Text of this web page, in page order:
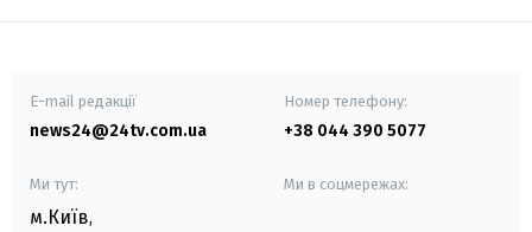
E-mail редакції
news24@24tv.com.ua
Номер телефону:
+38 044 390 5077
Ми тут:
м.Київ,
Ми в соцмережах: